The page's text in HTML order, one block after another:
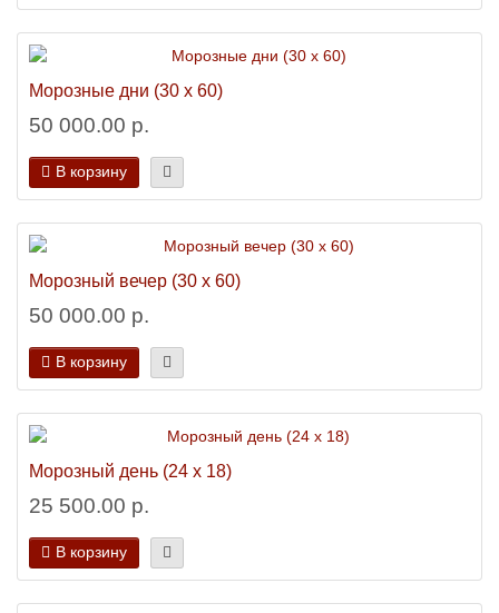
Морозные дни (30 х 60)
50 000.00 р.
В корзину
Морозный вечер (30 х 60)
50 000.00 р.
В корзину
Морозный день (24 х 18)
25 500.00 р.
В корзину